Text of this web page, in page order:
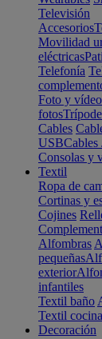
Televisión
Accesorios
Movilidad
eléctricas
Telefonía
Foto y vídeo
fotos
Cables
USBCables
Consolas y
Textil
Ropa de
Cortinas y
Cojines
Alfombras
pequeñas
exterior
infantiles
Textil baño
Textil cocina
Decoración